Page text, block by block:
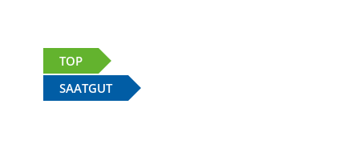
TOP
SAATGUT